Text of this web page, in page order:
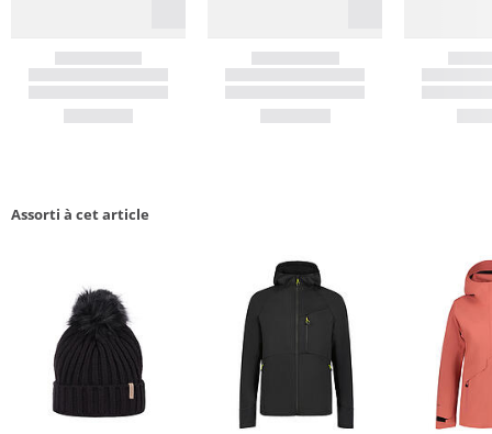
Assorti à cet article